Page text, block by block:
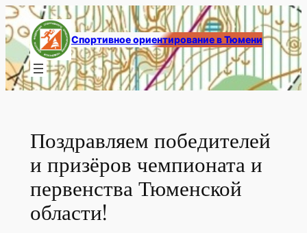
Перейти
к
содержимому
Спортивное ориентирование в Тюмени
Поздравляем победителей
и призёров чемпионата и
первенства Тюменской
области!